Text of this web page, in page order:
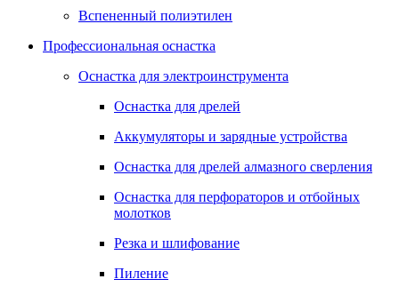
Вспененный полиэтилен
Профессиональная оснастка
Оснастка для электроинструмента
Оснастка для дрелей
Аккумуляторы и зарядные устройства
Оснастка для дрелей алмазного сверления
Оснастка для перфораторов и отбойных
молотков
Резка и шлифование
Пиление